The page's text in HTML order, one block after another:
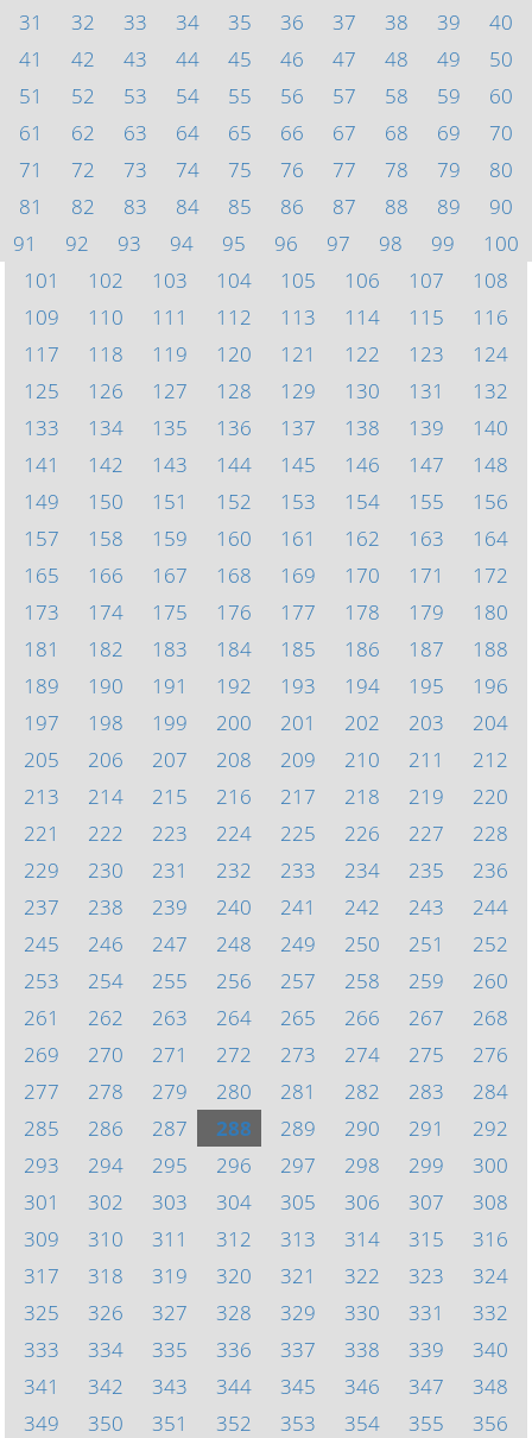
31
32 33 34 35 36 37 38 39
40
41
42 43 44 45 46 47 48 49
50
51
52 53 54 55 56 57 58 59
60
61
62 63 64 65 66 67 68 69
70
71
72 73 74 75 76 77 78 79
80
81
82 83 84 85 86 87 88 89
90
91
92 93 94 95 96 97 98 99
100
101
102 103 104 105 106 107
108
109
110 111 112 113 114 115
116
117
118 119 120 121 122 123
124
125
126 127 128 129 130 131
132
133
134 135 136 137 138 139
140
141
142 143 144 145 146 147
148
149
150 151 152 153 154 155
156
157
158 159 160 161 162 163
164
165
166 167 168 169 170 171
172
173
174 175 176 177 178 179
180
181
182 183 184 185 186 187
188
189
190 191 192 193 194 195
196
197
198 199 200 201 202 203
204
205
206 207 208 209 210 211
212
213
214 215 216 217 218 219
220
221
222 223 224 225 226 227
228
229
230 231 232 233 234 235
236
237
238 239 240 241 242 243
244
245
246 247 248 249 250 251
252
253
254 255 256 257 258 259
260
261
262 263 264 265 266 267
268
269
270 271 272 273 274 275
276
277
278 279 280 281 282 283
284
285
286 287 288 289 290 291
292
293
294 295 296 297 298 299
300
301
302 303 304 305 306 307
308
309
310 311 312 313 314 315
316
317
318 319 320 321 322 323
324
325
326 327 328 329 330 331
332
333
334 335 336 337 338 339
340
341
342 343 344 345 346 347
348
349
350 351 352 353 354 355 356